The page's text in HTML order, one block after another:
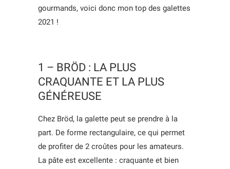
gourmands, voici donc mon top des galettes
2021 !
1 – BRÖD : LA PLUS
CRAQUANTE ET LA PLUS
GÉNÉREUSE
Chez Bröd, la galette peut se prendre à la
part. De forme rectangulaire, ce qui permet
de profiter de 2 croûtes pour les amateurs.
La pâte est excellente : craquante et bien